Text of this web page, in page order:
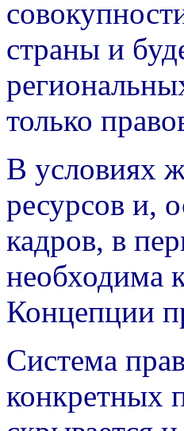
страны и
только
В условиях
ресурсов и,
кадров, в
необходима
Концепции
Система
конкретных